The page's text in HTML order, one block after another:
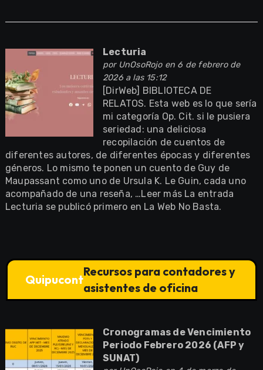
Lecturia
por UnOsoRojoen 6 de febrero de
2026 a las 15:12
[DirWeb] BIBLIOTECA DE
RELATOS. Esta web es lo que sería
mi categoría Op. Cit. si le pusiera
seriedad: una deliciosa
recopilación de cuentos de
diferentes autores, de diferentes épocas y diferentes
géneros. Lo mismo te ponen un cuento de Guy de
Maupassant como uno de Ursula K. Le Guin, cada uno
acompañado de una reseña, …Leer más La entrada
Lecturia se publicó primero en La Web No Basta.
Quipucont
Recursos para contadores y
asistentes de oficina
Cronogramas de Vencimiento
Periodo Febrero 2026 (AFP y
SUNAT)